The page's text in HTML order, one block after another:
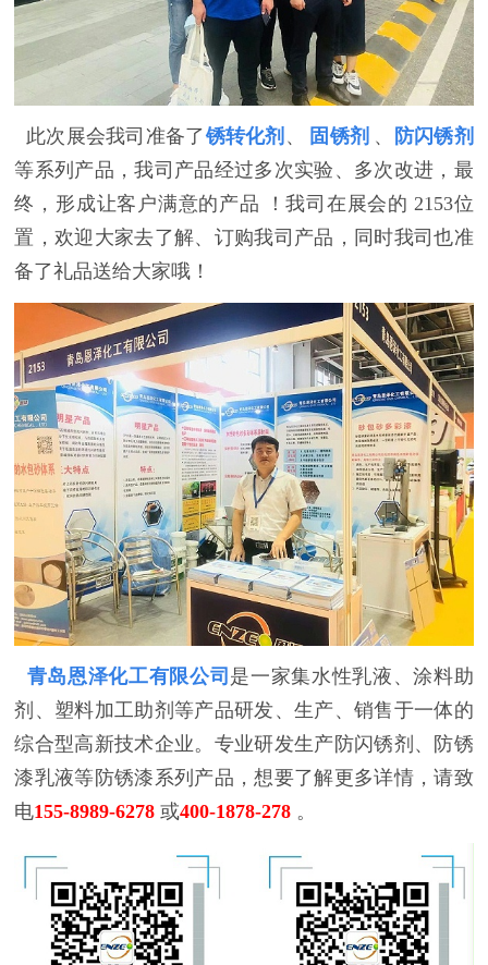
此次展会我司准备了锈转化剂 、 固锈剂 、
防闪锈剂
等系列产品，我司产品经过多次实验、多次改进，最
终，形成让客户满意的产品
！我司在展会的 2153位
置，欢迎大家去了解、订购我司产品，同时我司也准
备了礼品送给大家哦！
青岛恩泽化工有限公司 是一家集水性乳液、涂料助
剂、塑料加工助剂等产品研发、生产、销售于一体的
综合型高新技术企业。专业研发生产防闪锈剂、防锈
漆乳液等防锈漆系列产品，想要了解更多详情，请致
电155-8989-6278 或400-1878-278 。